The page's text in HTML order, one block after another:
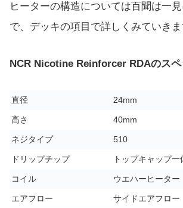
ヒーターの構造については百聞は一
で、デッキの項目で詳しくみていきま
NCR Nicotine Reinforcer RDAのスペ
直径 24mm
高さ 40mm
ネジタイプ 510
ドリップチップ トップキャップ一
コイル ウエハーヒーター
エアフロー サイドエアフロー